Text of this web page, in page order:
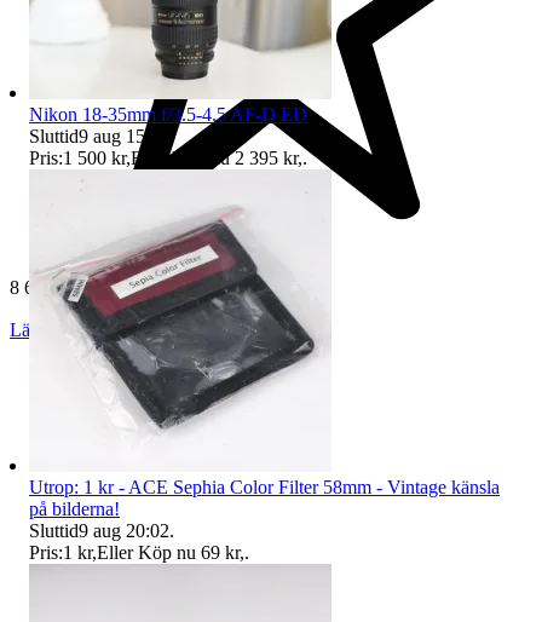
8 613 omdömen
Läs omdömen Följ
Nikon 18-35mm f/3.5-4.5 AF-D ED
Sluttid9 aug 15:33
Pris:1 500 kr,Eller Köp nu 2 395 kr,.
Utrop: 1 kr - ACE Sephia Color Filter 58mm - Vintage känsla
på bilderna!
Sluttid9 aug 20:02.
Pris:1 kr,Eller Köp nu 69 kr,.